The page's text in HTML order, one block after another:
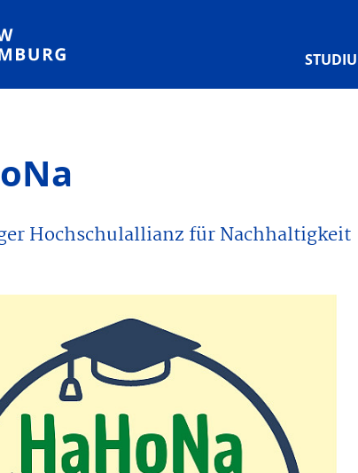
Wissenschaften Hamburg
Hochschulallianz für Nachhaltigkeit